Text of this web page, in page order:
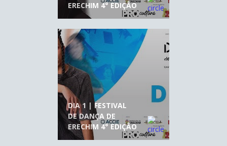
ERECHIM 4° EDIÇÃO
DIA 1 | FESTIVAL
DE DANÇA DE
ERECHIM 4° EDIÇÃO